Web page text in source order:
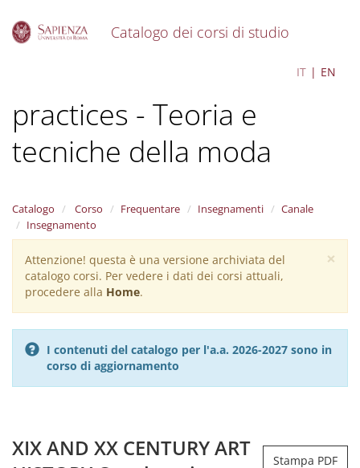
Catalogo dei corsi di studio
IT EN
practices - Teoria e
tecniche della moda
Catalogo Corso Frequentare Insegnamenti
Canale
Insegnamento
×
Warning
message
Attenzione! questa è una versione archiviata del
catalogo corsi. Per vedere i dati dei corsi attuali,
procedere alla Home.
I contenuti del catalogo per l'a.a. 2026-2027 sono in
corso di aggiornamento
XIX AND XX CENTURY ART
Stampa PDF